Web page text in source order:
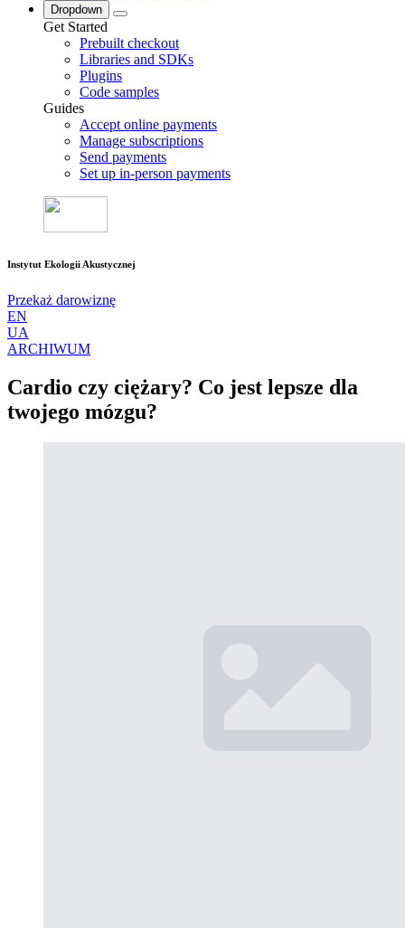
Dropdown
Get Started
Prebuilt checkout
Libraries and SDKs
Plugins
Code samples
Guides
Accept online payments
Manage subscriptions
Send payments
Set up in-person payments
Instytut Ekologii Akustycznej
Przekaż darowiznę
EN
UA
ARCHIWUM
Cardio czy ciężary? Co jest lepsze dla
twojego mózgu?